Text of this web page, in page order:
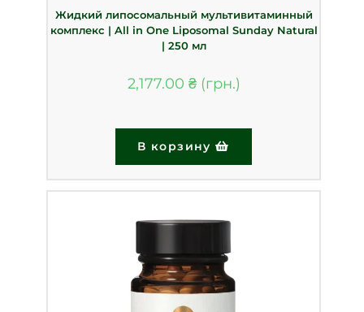
Жидкий липосомальный мультивитаминный
комплекс | All in One Liposomal Sunday Natural
| 250 мл
2,177.00 ₴
В корзину